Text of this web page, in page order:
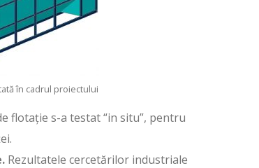
în cadrul proiectului
flotație s-a testat “in situ”, pentru
Rezultatele cercetărilor industriale